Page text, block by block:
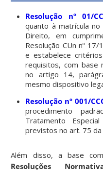
Resolução nº 01/
quanto à matrícula
Direito, em
Resolução CUn nº
e estabelece
requisitos, com base
no artigo 14,
mesmo dispositivo
Resolução nº 001/
procedimento
Tratamento
previstos no art. 75
Além disso, a base
Resoluções